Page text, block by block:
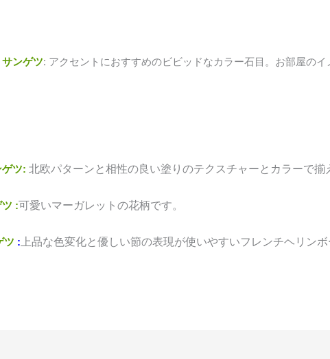
ンゲツ: アクセントにおすすめのビビッドなカラー石目。お部屋のイ
ゲツ: 北欧パターンと相性の良い塗りのテクスチャーとカラーで揃
ツ :可愛いマーガレットの花柄です。
ツ : 上品な色変化と優しい節の表現が使いやすいフレンチヘリンボ